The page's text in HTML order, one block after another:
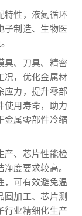
性，液氮循环
子制造、生物医
、刀具、精密
况，优化金属材
应力，提升零部
使用寿命，助力
金属零部件冷缩
、芯片性能检
度要求较高。
，可有效避免温
圆加工、芯片测
行业精细化生产